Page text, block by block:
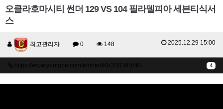
오클라호마시티 썬더 129 VS 104 필라델피아 세븐티식서
스
최고관리자 0 148 2025.12.29 15:00
4
https://www.youtube.com/embed/Kb3SfEf8B5M